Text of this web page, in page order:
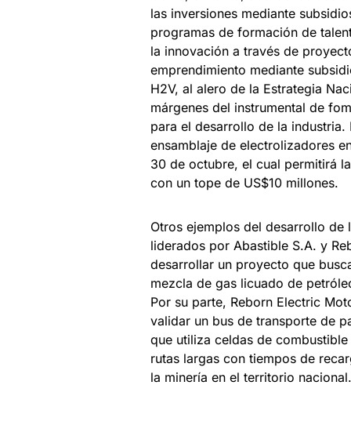
las inversiones mediante
programas de formación de
la innovación a través de
emprendimiento mediante
H2V, al alero de la Estrategia
márgenes del instrumental de
para el desarrollo de la
ensamblaje de electrolizadores
30 de octubre, el cual permitirá
con un tope de US$10 millones.
Otros ejemplos del desarrollo
liderados por Abastible S.A. y
desarrollar un proyecto que
mezcla de gas licuado de
Por su parte, Reborn Electric
validar un bus de transporte de
que utiliza celdas de
rutas largas con tiempos de
la minería en el territorio nacional.